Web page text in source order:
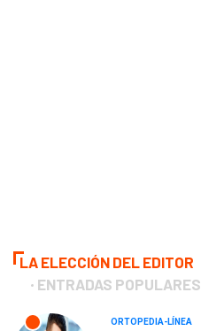
LA ELECCIÓN DEL EDITOR
ENTRADAS POPULARES
ORTOPEDIA-LÍNEA